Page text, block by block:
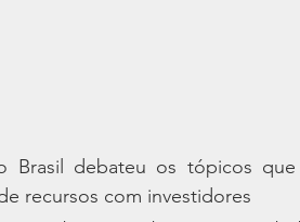
Brasil debateu os tópicos
recursos com investidores